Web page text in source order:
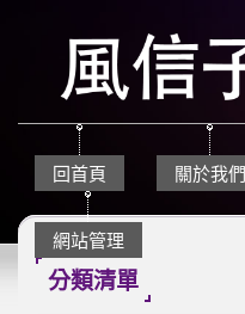
回首頁 關於我們
網站管理
分類清單